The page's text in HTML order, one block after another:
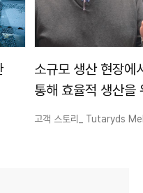
소규모 생산 현장에
통해 효율적 생산을
기회를 창출하다
고객 스토리_ Tutaryds